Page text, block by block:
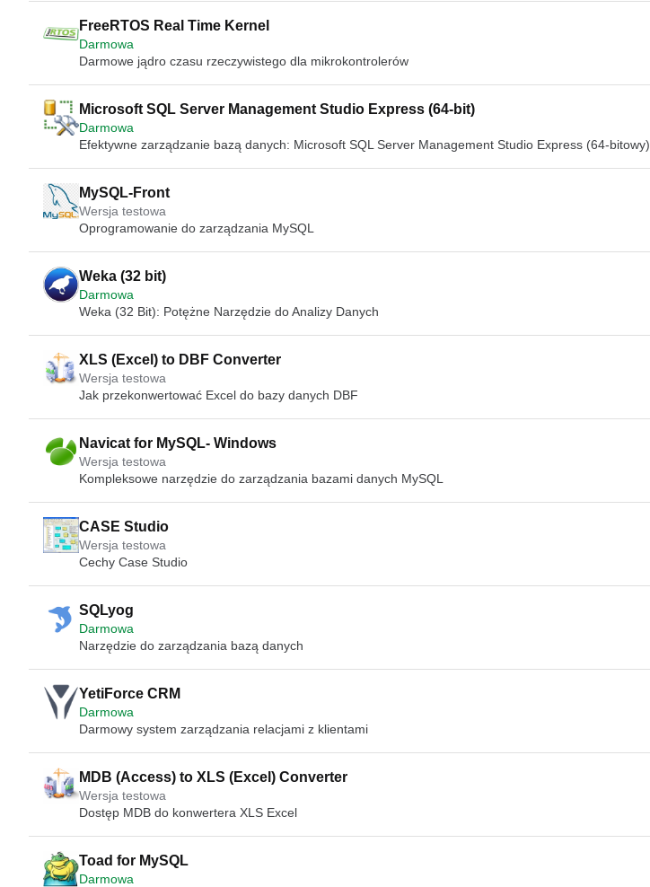
FreeRTOS Real Time Kernel
Darmowa
Darmowe jądro czasu rzeczywistego dla mikrokontrolerów
Microsoft SQL Server Management Studio Express (64-bit)
Darmowa
Efektywne zarządzanie bazą danych: Microsoft SQL Server Management Studio Express (64-bitowy)
MySQL-Front
Wersja testowa
Oprogramowanie do zarządzania MySQL
Weka (32 bit)
Darmowa
Weka (32 Bit): Potężne Narzędzie do Analizy Danych
XLS (Excel) to DBF Converter
Wersja testowa
Jak przekonwertować Excel do bazy danych DBF
Navicat for MySQL- Windows
Wersja testowa
Kompleksowe narzędzie do zarządzania bazami danych MySQL
CASE Studio
Wersja testowa
Cechy Case Studio
SQLyog
Darmowa
Narzędzie do zarządzania bazą danych
YetiForce CRM
Darmowa
Darmowy system zarządzania relacjami z klientami
MDB (Access) to XLS (Excel) Converter
Wersja testowa
Dostęp MDB do konwertera XLS Excel
Toad for MySQL
Darmowa